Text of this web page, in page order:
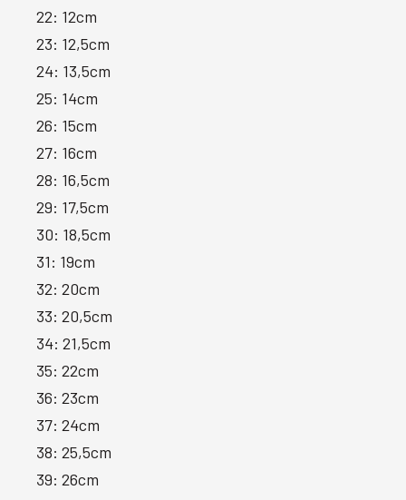
22: 12cm
23: 12,5cm
24: 13,5cm
25: 14cm
26: 15cm
27: 16cm
28: 16,5cm
29: 17,5cm
30: 18,5cm
31: 19cm
32: 20cm
33: 20,5cm
34: 21,5cm
35: 22cm
36: 23cm
37: 24cm
38: 25,5cm
39: 26cm